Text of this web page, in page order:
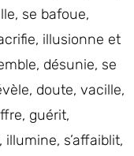
se bafoue,
illusionne et
désunie, se
doute, vacille,
guérit,
s’affaiblit,